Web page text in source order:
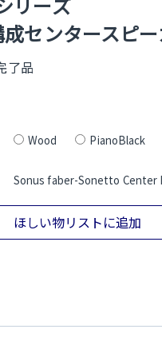
センタースピ
了品
Wood PianoBlack
Sonus faber-Sonetto Center
ほしい物リストに追加